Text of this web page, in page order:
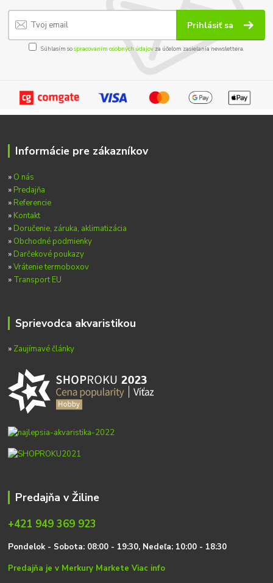
Prihlásiť sa
Súhlasím sospracovaním osobných údajov za účelom zasielania newslettera.
Informácie pre zákazníkov
» O nás
» Predajňa
» Referencie
» Kontakt
» Doručenie, záruka, aklimatizácia
» Obchodné podmienky
» Darčekové poukazy
»Vrátenie termoboxov
» Transport EU
Sprievodca akvaristikou
» Zaujímavé články
Predajňa v Žiline
+421 949 369 923
Pondelok - Sobota: 08:00 - 19:30, Nedeľa: 10:00 - 18:30
Predajňa je v Merkury MarketeViac info